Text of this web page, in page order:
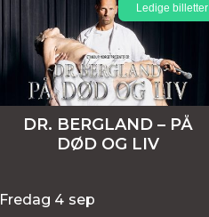
DR. BERGLAND – PÅ
DØD OG LIV
Fredag 4 sep
Ledige billetter